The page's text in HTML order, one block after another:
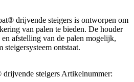
drijvende steigers is ontworpen om
van palen te bieden. De houder
afstelling van de palen mogelijk,
steigersysteem ontstaat.
steigers Artikelnummer: